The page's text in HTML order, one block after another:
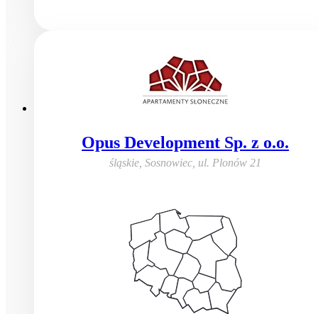
Opus Development Sp. z o.o.
śląskie, Sosnowiec, ul. Plonów 21